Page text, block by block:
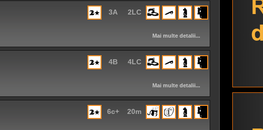
2LC
3A
Mai multe detalii...
4LC
4B
Mai multe detalii...
20m
6c+